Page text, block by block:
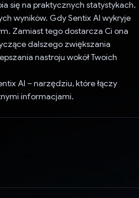
się na praktycznych statystykach,
wyników. Gdy Sentix AI wykryje
Zamiast tego dostarcza Ci ona
dalszego zwiększania
nastroju wokół Twoich
AI – narzędziu, które łączy
informacjami.